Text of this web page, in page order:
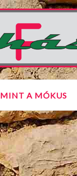
MINT A MÓKUS